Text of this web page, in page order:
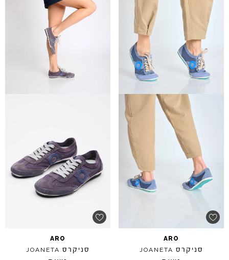
ARO
סניקרס JOANETA
ARO
סניקרס JOANETA